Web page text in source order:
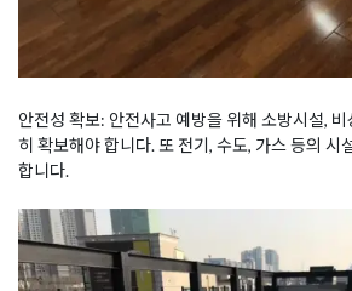
안전성 확보: 안전사고 예방을 위해 소방시설,
히 확보해야 합니다. 또 전기, 수도, 가스 등의 시
합니다.